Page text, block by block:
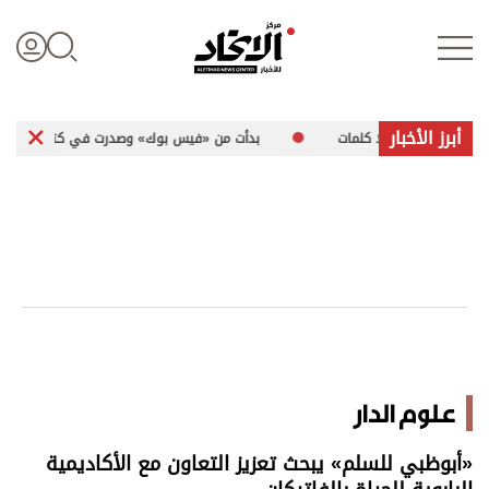
علوم الدار
اقتصاد
الرياضة
أبرز الأخبار
بلا كلمات بدأت من «فيس بوك» وصدرت في كتاب.. «رسائل مشفرة»
علوم الدار
«أبوظبي للسلم» يبحث تعزيز التعاون مع الأكاديمية